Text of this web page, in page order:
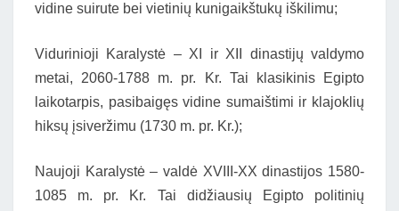
vidine suirute bei vietinių kunigaikštukų iškilimu;
Vidurinioji Karalystė – XI ir XII dinastijų valdymo
metai, 2060-1788 m. pr. Kr. Tai klasikinis Egipto
laikotarpis, pasibaigęs vidine sumaištimi ir klajoklių
hiksų įsiveržimu (1730 m. pr. Kr.);
Naujoji Karalystė – valdė XVIII-XX dinastijos 1580-
1085 m. pr. Kr. Tai didžiausių Egipto politinių